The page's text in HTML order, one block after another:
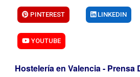
PINTEREST LINKEDIN
YOUTUBE
Hostelería en Valencia - Prensa